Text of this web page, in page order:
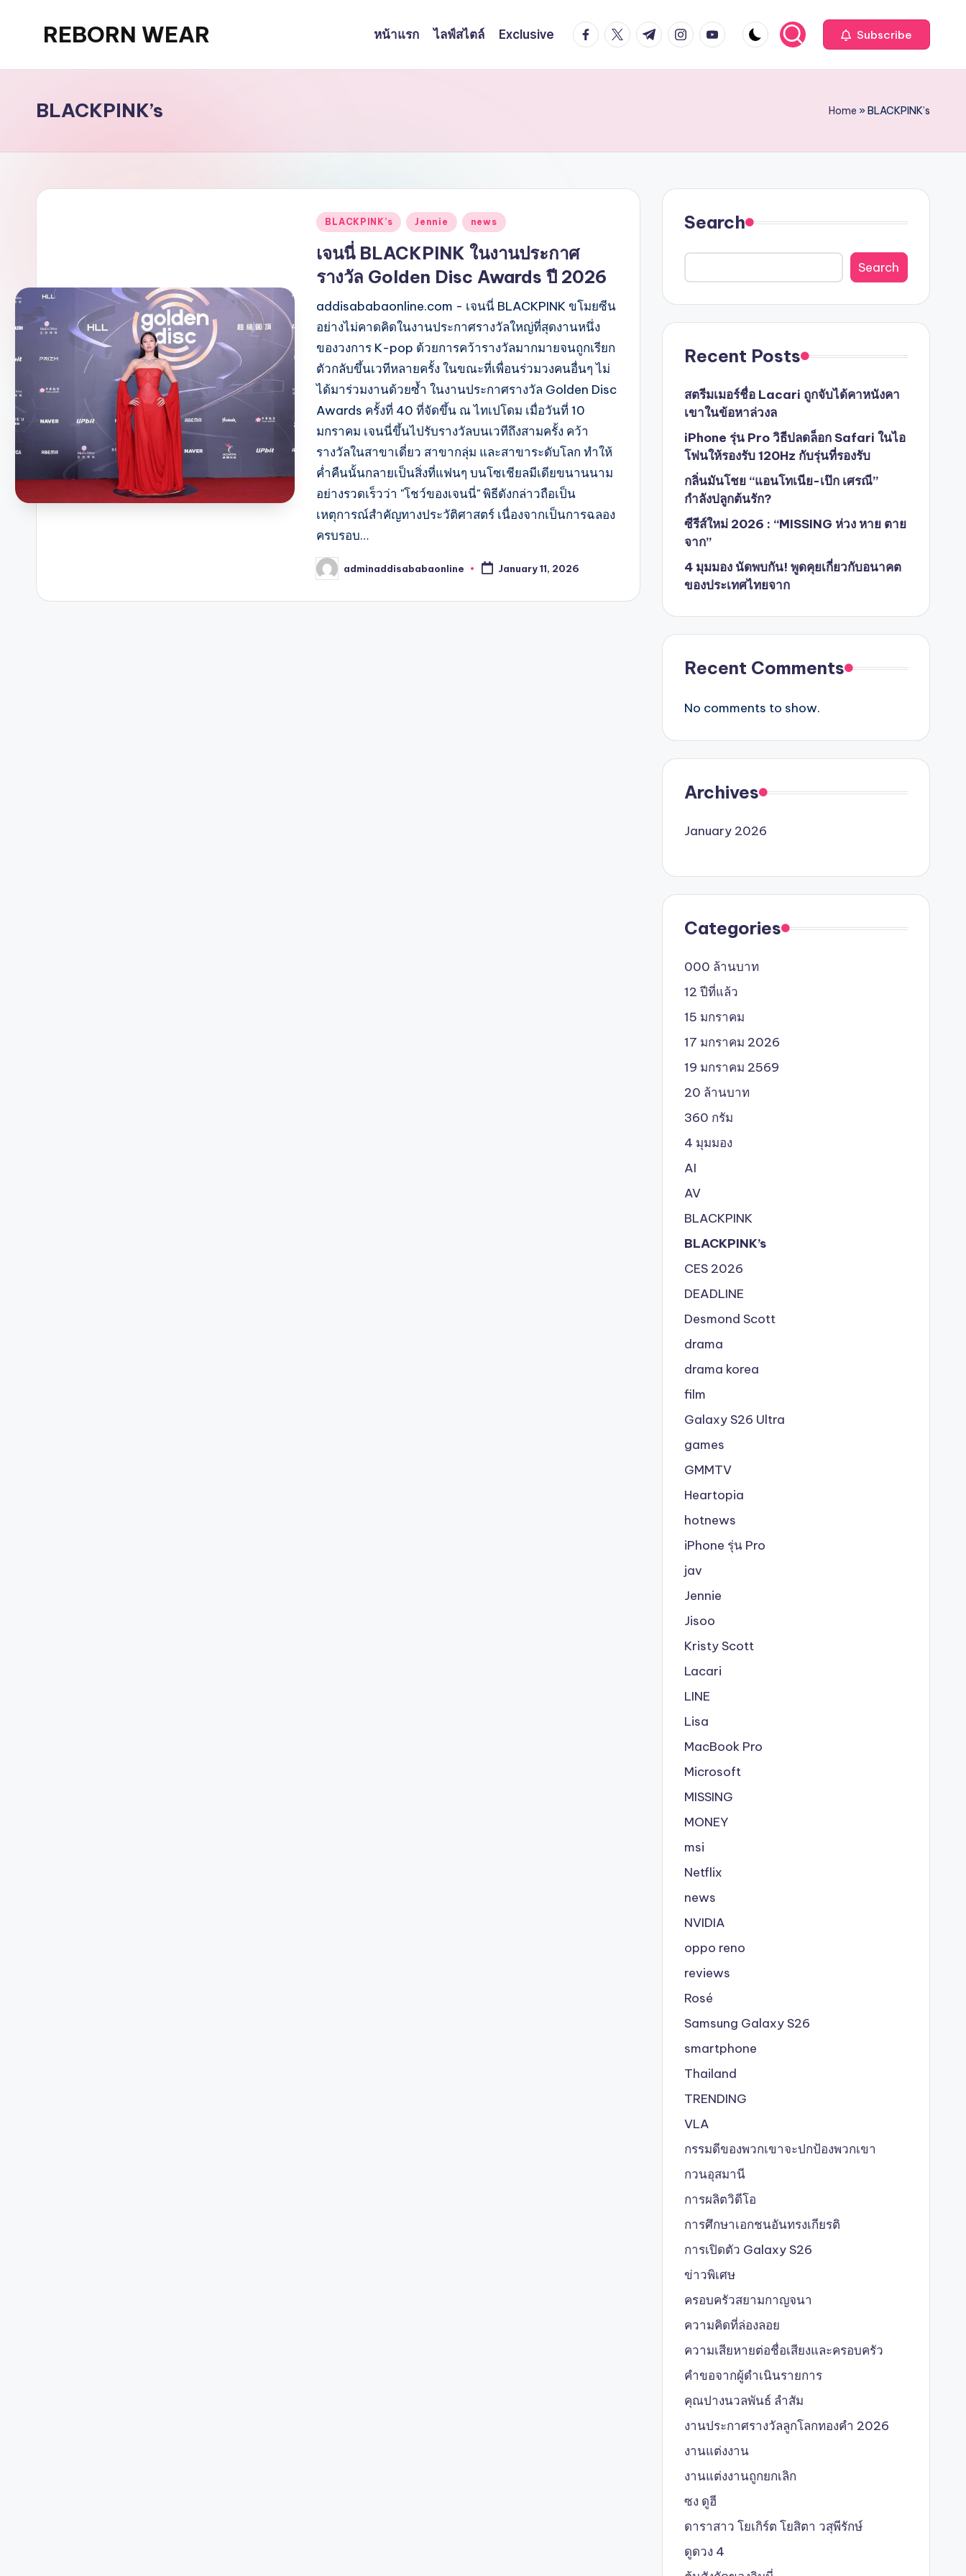
REBORN WEAR หน้าแรก ไลฟ์สไตล์ Exclusive facebook.com
twitter.com
t.me instagram.com
youtube.com Subscribe
BLACKPINK’s Home »BLACKPINK’s
Posted
BLACKPINK’s Jennie news
เจนนี่ BLACKPINK ในงานประกาศ
รางวัล Golden Disc Awards ปี 2026
addisababaonline.com - เจนนี่ BLACKPINK ขโมยซีน
อย่างไม่คาดคิดในงานประกาศรางวัลใหญ่ที่สุดงานหนึ่ง
ของวงการ K-pop ด้วยการคว้ารางวัลมากมายจนถูกเรียก
ตัวกลับขึ้นเวทีหลายครั้ง ในขณะที่เพื่อนร่วมวงคนอื่นๆ ไม่
ได้มาร่วมงานด้วยซ้ำ ในงานประกาศรางวัล Golden Disc
Awards ครั้งที่ 40 ที่จัดขึ้น ณ ไทเปโดม เมื่อวันที่ 10
มกราคม เจนนี่ขึ้นไปรับรางวัลบนเวทีถึงสามครั้ง คว้า
รางวัลในสาขาเดี่ยว สาขากลุ่ม และสาขาระดับโลก ทำให้
ค่ำคืนนั้นกลายเป็นสิ่งที่แฟนๆ บนโซเชียลมีเดียขนานนาม
อย่างรวดเร็วว่า "โชว์ของเจนนี่" พิธีดังกล่าวถือเป็น
เหตุการณ์สำคัญทางประวัติศาสตร์ เนื่องจากเป็นการฉลอง
ครบรอบ…
Posted
by
adminaddisababaonline January 11, 2026
Search
Search
Recent Posts
สตรีมเมอร์ชื่อ Lacari ถูกจับได้คาหนังคา
เขาในข้อหาล่วงล
iPhone รุ่น Pro วิธีปลดล็อก Safari ในไอ
โฟนให้รองรับ 120Hz กับรุ่นที่รองรับ
กลิ่นมันโชย “แอนโทเนีย-เป๊ก เศรณี”
กำลังปลูกต้นรัก?
ซีรีส์ใหม่ 2026 : “MISSING ห่วง หาย ตาย
จาก”
4 มุมมอง นัดพบกัน! พูดคุยเกี่ยวกับอนาคต
ของประเทศไทยจาก
Recent Comments
No comments to show.
Archives
January 2026
Categories
000 ล้านบาท
12 ปีที่แล้ว
15 มกราคม
17 มกราคม 2026
19 มกราคม 2569
20 ล้านบาท
360 กรัม
4 มุมมอง
AI
AV
BLACKPINK
BLACKPINK’s
CES 2026
DEADLINE
Desmond Scott
drama
drama korea
film
Galaxy S26 Ultra
games
GMMTV
Heartopia
hotnews
iPhone รุ่น Pro
jav
Jennie
Jisoo
Kristy Scott
Lacari
LINE
Lisa
MacBook Pro
Microsoft
MISSING
MONEY
msi
Netflix
news
NVIDIA
oppo reno
reviews
Rosé
Samsung Galaxy S26
smartphone
Thailand
TRENDING
VLA
กรรมดีของพวกเขาจะปกป้องพวกเขา
กวนอุสมานี
การผลิตวิดีโอ
การศึกษาเอกชนอันทรงเกียรติ
การเปิดตัว Galaxy S26
ข่าวพิเศษ
ครอบครัวสยามกาญจนา
ความคิดที่ล่องลอย
ความเสียหายต่อชื่อเสียงและครอบครัว
คำขอจากผู้ดำเนินรายการ
คุณปางนวลพันธ์ ลำสัม
งานประกาศรางวัลลูกโลกทองคำ 2026
งานแต่งงาน
งานแต่งงานถูกยกเลิก
ซง ดูฮี
ดาราสาว โยเกิร์ต โยสิตา วสุพีรักษ์
ดูดวง 4